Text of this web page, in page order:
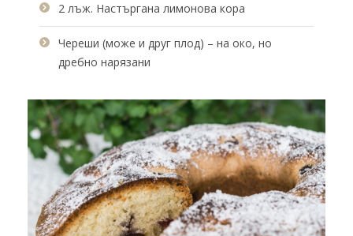
2 лъж. Настъргана лимонова кора
Череши (може и друг плод) – на око, но
дребно нарязани